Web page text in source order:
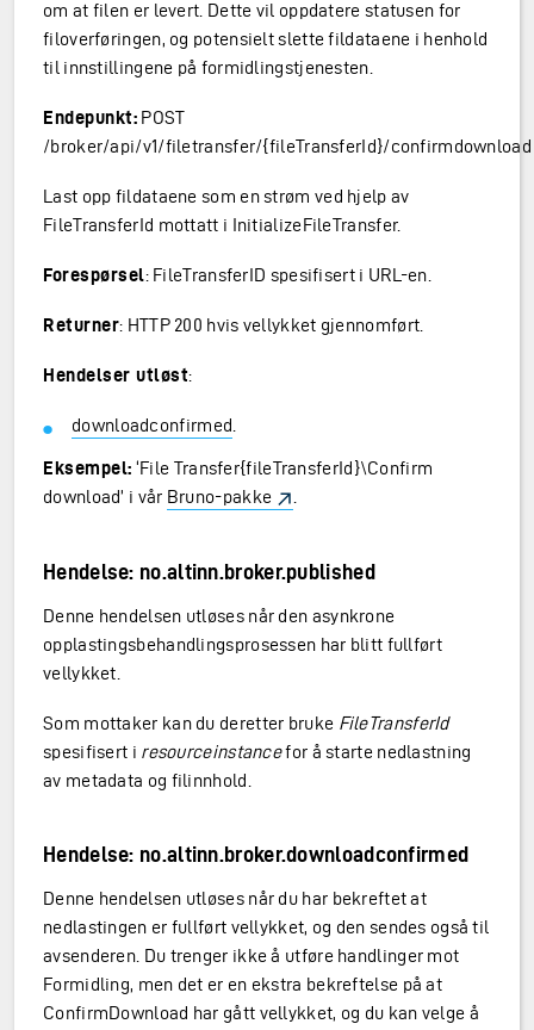
om at filen er levert. Dette vil oppdatere statusen for
filoverføringen, og potensielt slette fildataene i henhold
til innstillingene på formidlingstjenesten.
Endepunkt: POST
/broker/api/v1/filetransfer/{fileTransferId}/confirmdownload
Last opp fildataene som en strøm ved hjelp av
FileTransferId mottatt i InitializeFileTransfer.
Forespørsel: FileTransferID spesifisert i URL-en.
Returner: HTTP 200 hvis vellykket gjennomført.
Hendelser utløst:
downloadconfirmed
Eksempel: ‘File Transfer{fileTransferId}\Confirm
download’ i vår Bruno-pakke
Hendelse: no.altinn.broker.published
Denne hendelsen utløses når den asynkrone
opplastingsbehandlingsprosessen har blitt fullført
vellykket.
Som mottaker kan du deretter bruke FileTransferId
spesifisert i resourceinstancefor å starte nedlastning
av metadata og filinnhold.
Hendelse: no.altinn.broker.downloadconfirmed
Denne hendelsen utløses når du har bekreftet at
nedlastingen er fullført vellykket, og den sendes også til
avsenderen. Du trenger ikke å utføre handlinger mot
Formidling, men det er en ekstra bekreftelse på at
ConfirmDownload har gått vellykket, og du kan velge å